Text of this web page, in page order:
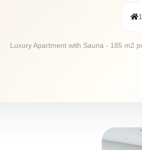
Luxury Apartment with Sauna - 185 m2